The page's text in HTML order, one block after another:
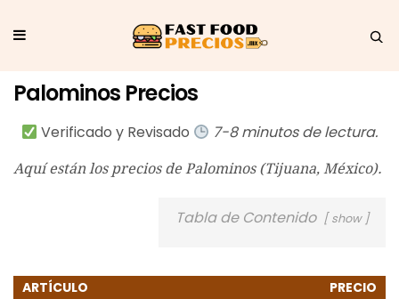
Palominos Precios
Verificado y Revisado 7-8 minutos de lectura.
Aquí están los precios de Palominos (Tijuana, México).
Tabla de Contenido show
ARTÍCULO PRECIO